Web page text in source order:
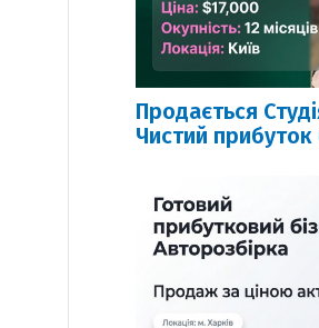
Продається
Чистий прибуток